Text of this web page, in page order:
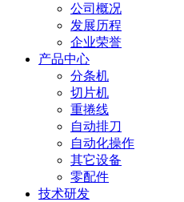
公司概况
发展历程
企业荣誉
产品中心
分条机
切片机
重捲线
自动排刀
自动化操作
其它设备
零配件
技术研发